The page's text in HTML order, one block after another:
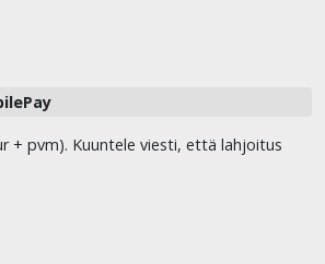
+ pvm). Kuuntele viesti, että lahjoitus